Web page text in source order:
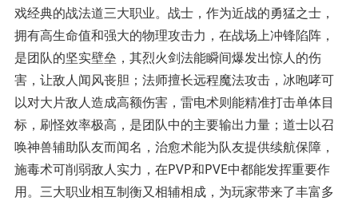
戏经典的战法道三大职业。战士，作为近战的勇猛之士，
拥有高生命值和强大的物理攻击力，在战场上冲锋陷阵，
是团队的坚实壁垒，其烈火剑法能瞬间爆发出惊人的伤
害，让敌人闻风丧胆；法师擅长远程魔法攻击，冰咆哮可
以对大片敌人造成高额伤害，雷电术则能精准打击单体目
标，刷怪效率极高，是团队中的主要输出力量；道士以召
唤神兽辅助队友而闻名，治愈术能为队友提供续航保障，
施毒术可削弱敌人实力，在PVP和PVE中都能发挥重要作
用。三大职业相互制衡又相辅相成，为玩家带来了丰富多